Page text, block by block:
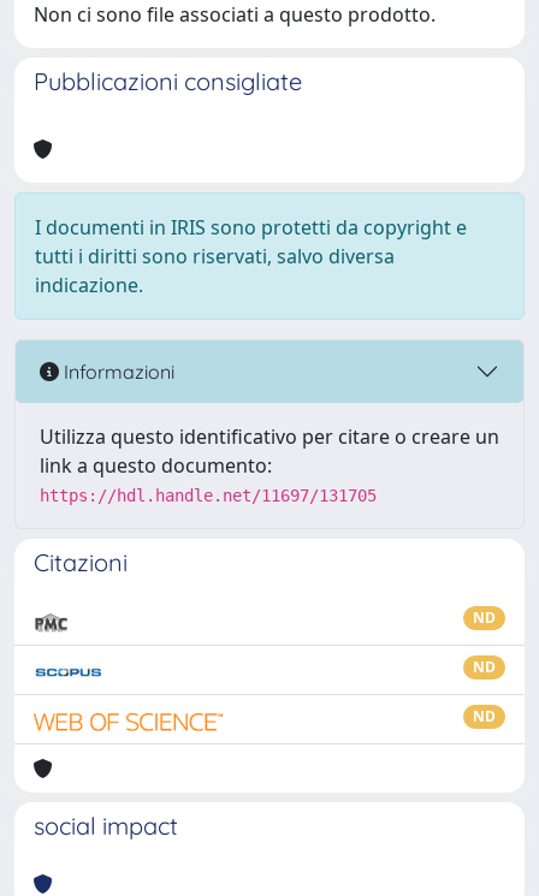
Non ci sono file associati a questo prodotto.
Pubblicazioni consigliate
I documenti in IRIS sono protetti da copyright e
tutti i diritti sono riservati, salvo diversa
indicazione.
Informazioni
Utilizza questo identificativo per citare o creare un
link a questo documento:
https://hdl.handle.net/11697/131705
Citazioni
ND
ND
ND
social impact